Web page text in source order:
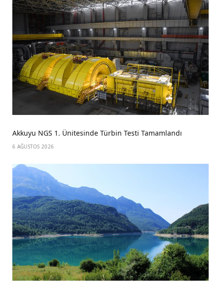
Akkuyu NGS 1. Ünitesinde Türbin Testi Tamamlandı
6 AĞUSTOS 2026